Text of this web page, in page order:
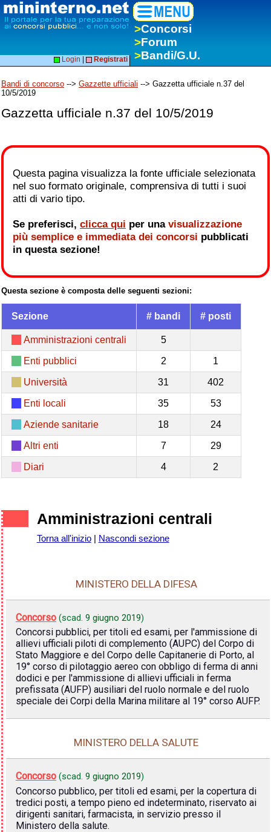
>Concorsi
>Forum
>Bandi/G.U.
Login Registrati
Bandi di concorso --> Gazzette ufficiali --> Gazzetta ufficiale n.37 del
10/5/2019
Gazzetta ufficiale n.37 del 10/5/2019
Questa pagina visualizza la fonte ufficiale selezionata
nel suo formato originale, comprensiva di tutti i suoi
atti di vario tipo.
Se preferisci, clicca qui per una visualizzazione
più semplice e immediata dei concorsi pubblicati
in questa sezione!
Questa sezione è composta delle seguenti sezioni:
Sezione # bandi # posti
Amministrazioni centrali 5
Enti pubblici 2 1
Università 31 402
Enti locali 35 53
Aziende sanitarie 18 24
Altri enti 7 29
Diari 4 2
Amministrazioni centrali
Torna all'inizio| Nascondi sezione
MINISTERO DELLA DIFESA
Concorso (scad. 9 giugno 2019)
Concorsi pubblici, per titoli ed esami, per l'ammissione di
allievi ufficiali piloti di complemento (AUPC) del Corpo di
Stato Maggiore e del Corpo delle Capitanerie di Porto, al
19° corso di pilotaggio aereo con obbligo di ferma di anni
dodici e per l'ammissione di allievi ufficiali in ferma
prefissata (AUFP) ausiliari del ruolo normale e del ruolo
speciale dei Corpi della Marina militare al 19° corso AUFP.
MINISTERO DELLA SALUTE
Concorso (scad. 9 giugno 2019)
Concorso pubblico, per titoli ed esami, per la copertura di
tredici posti, a tempo pieno ed indeterminato, riservato ai
dirigenti sanitari, farmacista, in servizio presso il
Ministero della salute.